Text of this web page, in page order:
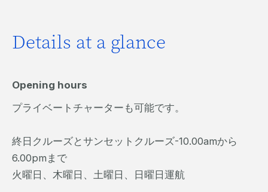
Details at a glance
Opening hours
プライベートチャーターも可能です。
終日クルーズとサンセットクルーズ-10.00amから
6.00pmまで
火曜日、木曜日、土曜日、日曜日運航